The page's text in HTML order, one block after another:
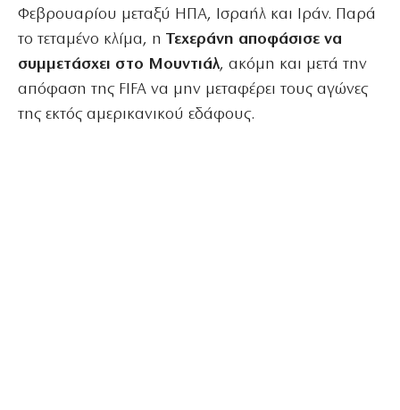
Φεβρουαρίου μεταξύ ΗΠΑ, Ισραήλ και Ιράν. Παρά
το τεταμένο κλίμα, η Τεχεράνη αποφάσισε να
συμμετάσχει στο Μουντιάλ, ακόμη και μετά την
απόφαση της FIFA να μην μεταφέρει τους αγώνες
της εκτός αμερικανικού εδάφους.